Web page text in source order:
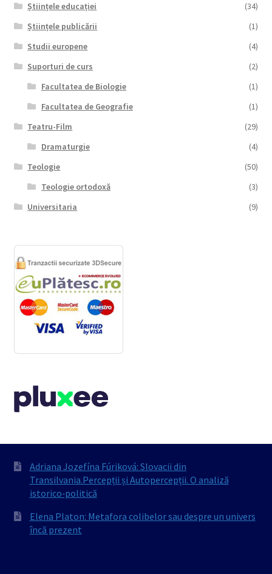
Științele educației
(34)
Științele publicării
(1)
Studii europene
(4)
Suporturi de curs
(2)
Facultatea de Biologie
(1)
Facultatea de Geografie
(1)
Teatru-Film
(29)
Dramaturgie
(4)
Teologie
(50)
Teologie ortodoxă
(3)
Universitaria
(9)
Adriana Jozefína Fúriková: Slovacii din
Transilvania.Percepții și Autopercepții. O analiză
istorico‐politică
Elena Platon: Metafora colibelor sau despre un univers
încă prezent